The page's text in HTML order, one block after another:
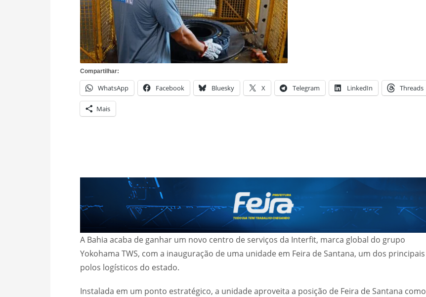
Compartilhar:
WhatsApp Facebook Bluesky X Telegram LinkedIn Threads
Mais
A Bahia acaba de ganhar um novo centro de serviços da Interfit, marca global do grupo
Yokohama TWS, com a inauguração de uma unidade em Feira de Santana, um dos principais
polos logísticos do estado.
Instalada em um ponto estratégico, a unidade aproveita a posição de Feira de Santana como